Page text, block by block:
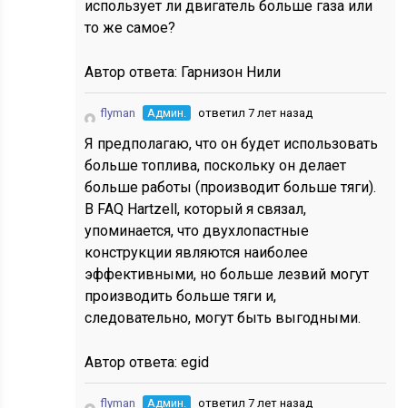
использует ли двигатель больше газа или
то же самое?
Автор ответа: Гарнизон Нили
flyman Админ. ответил 7 лет назад
Я предполагаю, что он будет использовать
больше топлива, поскольку он делает
больше работы (производит больше тяги).
В FAQ Hartzell, который я связал,
упоминается, что двухлопастные
конструкции являются наиболее
эффективными, но больше лезвий могут
производить больше тяги и,
следовательно, могут быть выгодными.
Автор ответа:egid
flyman Админ. ответил 7 лет назад